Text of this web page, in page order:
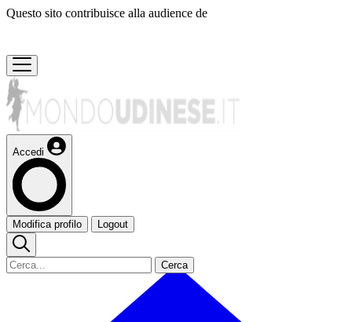
Questo sito contribuisce alla audience de
Accedi
Modifica profilo Logout
Cerca